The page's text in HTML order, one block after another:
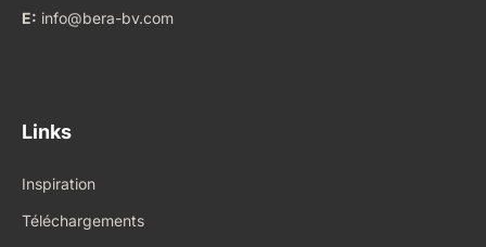
E: info@bera-bv.com
Links
Inspiration
Téléchargements